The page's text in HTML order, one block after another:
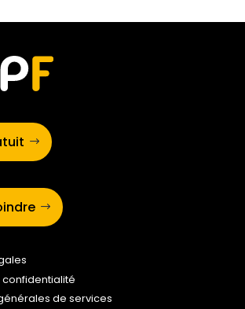
de services